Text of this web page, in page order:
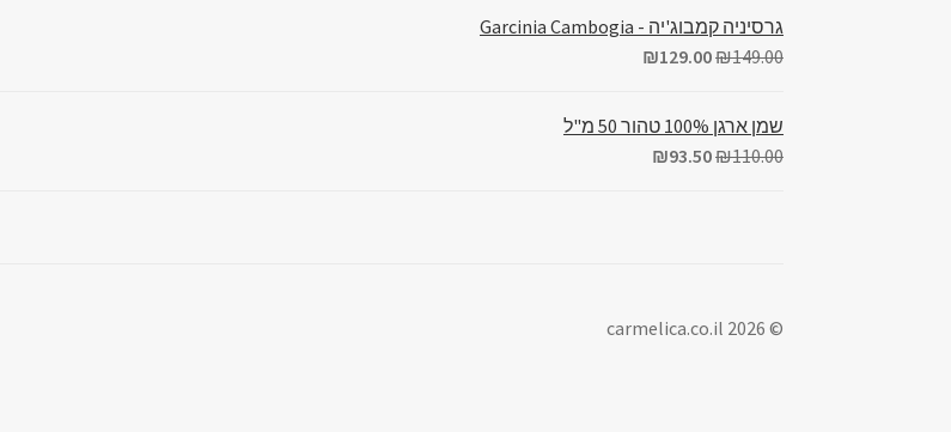
גרסיניה קמבוג'יה - Garcinia Cambogia
₪149.00
₪129.00
שמן ארגן 100% טהור 50 מ"ל
₪110.00
₪93.50
© carmelica.co.il 2026